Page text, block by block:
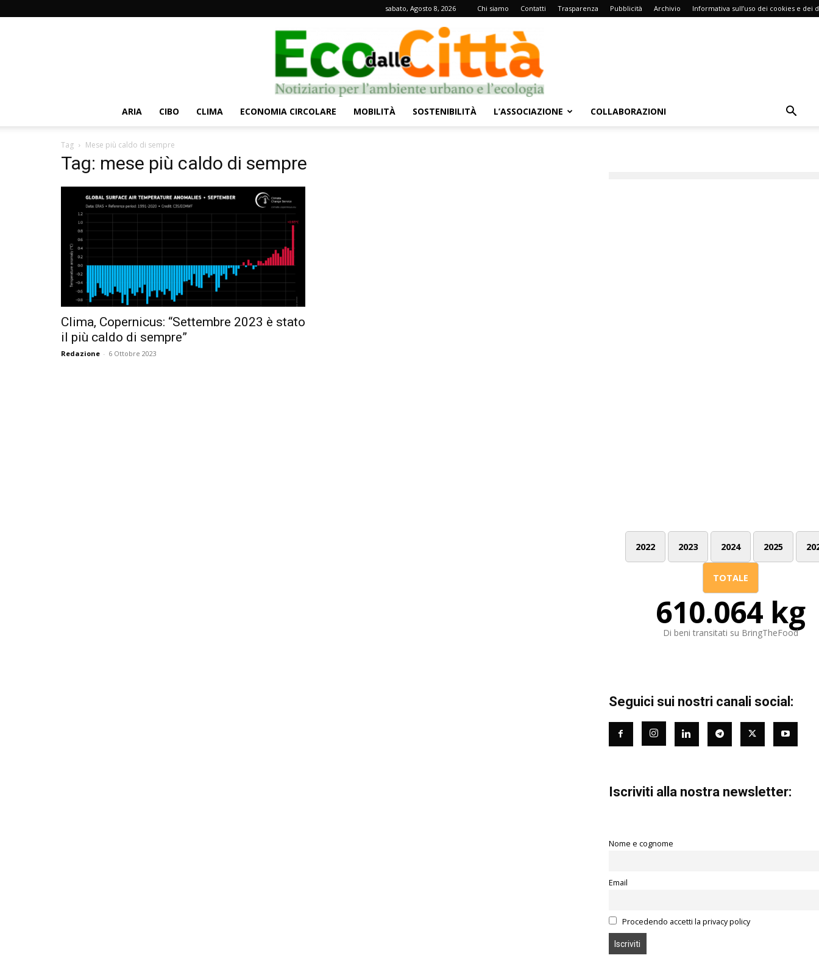
sabato, Agosto 8, 2026 Chi siamo Contatti Trasparenza Pubblicità Archivio Informativa sull’uso dei cookies e dei
ARIA CIBO CLIMA ECONOMIA CIRCOLARE MOBILITÀ SOSTENIBILITÀ L’ASSOCIAZIONE COLLABORAZIONI
Tag Mese più caldo di sempre
Tag: mese più caldo di sempre
Clima, Copernicus: “Settembre 2023 è stato
il più caldo di sempre”
Redazione - 6 Ottobre 2023
2022 2023 2024 2025
TOTALE
610.064 kg
Di beni transitati su BringTheFood
Seguici sui nostri canali social:
Iscriviti alla nostra newsletter:
Nome e cognome
Email
Procedendo accetti la privacy policy